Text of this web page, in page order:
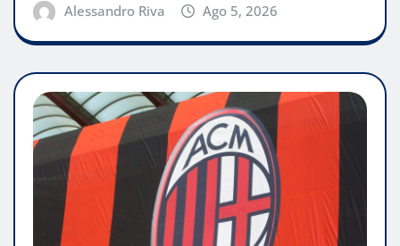
Alessandro Riva Ago 5, 2026